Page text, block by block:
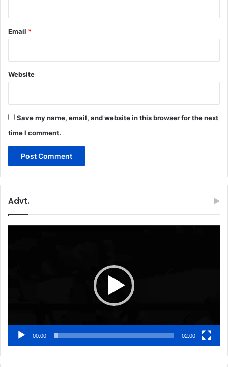
Email *
Website
Save my name, email, and website in this browser for the next
time I comment.
Advt.
00:00 02:00